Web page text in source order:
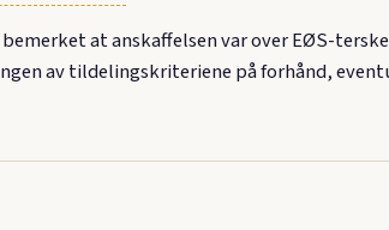
bemerket at anskaffelsen var over EØS-
av tildelingskriteriene på forhånd,